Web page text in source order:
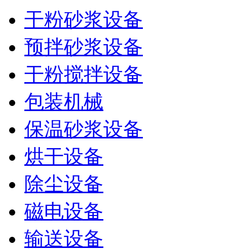
干粉砂浆设备
预拌砂浆设备
干粉搅拌设备
包装机械
保温砂浆设备
烘干设备
除尘设备
磁电设备
输送设备